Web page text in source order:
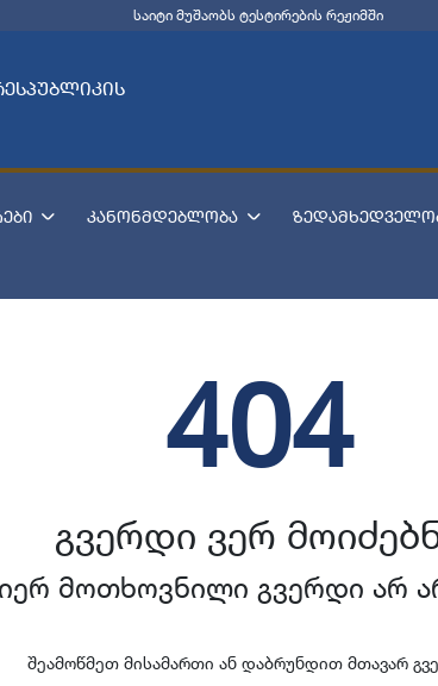
საიტი მუშაობს ტესტირების რეჟიმში
კანონმდებლობა
404
გვერდი ვერ
მოთხოვნილი გვერდი არ
შეამოწმეთ მისამართი ან დაბრუნდით მთავარ